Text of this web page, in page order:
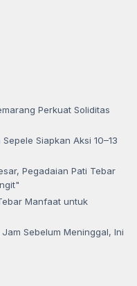
Perkuat Soliditas
Siapkan Aksi 10–13
Pegadaian Pati Tebar
Manfaat untuk
Sebelum Meninggal, Ini